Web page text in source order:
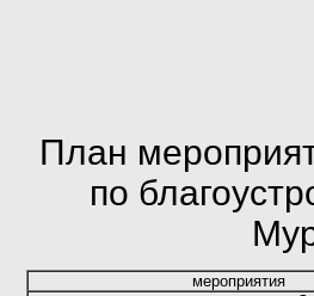
План
по
мероприятия